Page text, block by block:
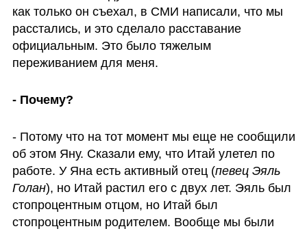
как только он съехал, в СМИ написали, что мы
расстались, и это сделало расставание
официальным. Это было тяжелым
переживанием для меня.
- Почему?
- Потому что на тот момент мы еще не сообщили
об этом Яну. Сказали ему, что Итай улетел по
работе. У Яна есть активный отец (певец Эяль
Голан), но Итай растил его с двух лет. Эяль был
стопроцентным отцом, но Итай был
стопроцентным родителем. Вообще мы были